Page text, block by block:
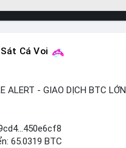
Cá Voi
ALERT - GIAO DỊCH BTC LỚN
65.0319 BTC